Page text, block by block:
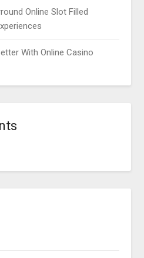
Online Slot Filled
With Online Casino